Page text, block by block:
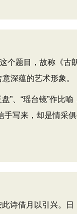
题目，故称《古
深蕴的艺术形象。
、“瑶台镜”作比喻
写来，却是情采俱
诗借月以引兴。